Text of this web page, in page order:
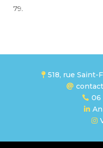
79.
 518, rue

 06

